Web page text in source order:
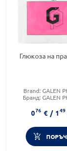
Глюкоза на
Brand: GALEN
Бранд: GALEN
076 € / 149